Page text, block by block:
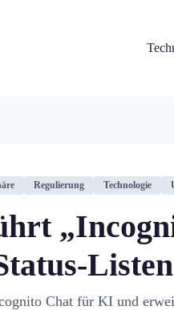
Regulierung Technologie
Chat für KI und